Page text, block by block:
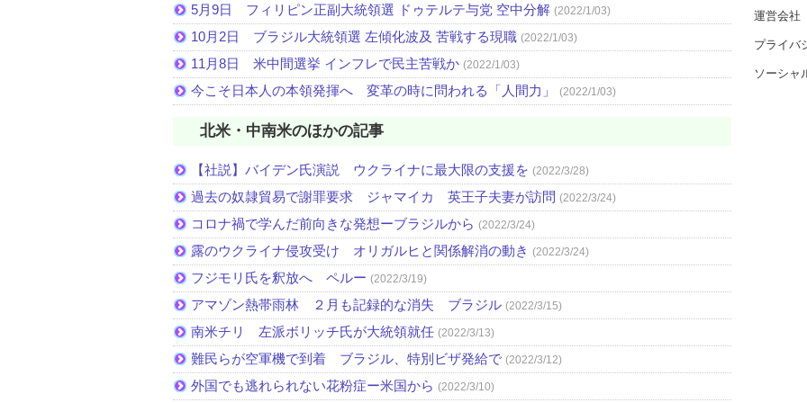
5月9日 フィリピン正副大統領選 ドゥテルテ与党 空中分解 (2022/1/03)
10月2日 ブラジル大統領選 左傾化波及 苦戦する現職 (2022/1/03)
11月8日 米中間選挙 インフレで民主苦戦か (2022/1/03)
今こそ日本人の本領発揮へ 変革の時に問われる「人間力」 (2022/1/03)
北米・中南米のほかの記事
【社説】バイデン氏演説 ウクライナに最大限の支援を (2022/3/28)
過去の奴隷貿易で謝罪要求 ジャマイカ 英王子夫妻が訪問 (2022/3/24)
コロナ禍で学んだ前向きな発想ーブラジルから (2022/3/24)
露のウクライナ侵攻受け オリガルヒと関係解消の動き (2022/3/24)
フジモリ氏を釈放へ ペルー (2022/3/19)
アマゾン熱帯雨林 ２月も記録的な消失 ブラジル (2022/3/15)
南米チリ 左派ボリッチ氏が大統領就任 (2022/3/13)
難民らが空軍機で到着 ブラジル、特別ビザ発給で (2022/3/12)
外国でも逃れられない花粉症ー米国から (2022/3/10)
運営会社
プライバ
ソーシャ